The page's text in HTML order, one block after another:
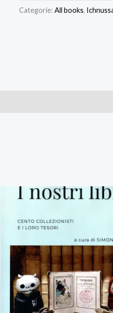
Categorie: All books,